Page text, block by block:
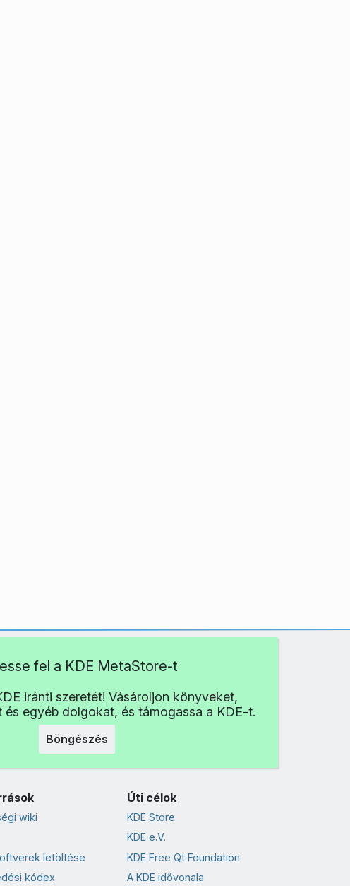
fel a KDE MetaStore-t
iránti szeretét! Vásároljon könyveket,
és egyéb dolgokat, és támogassa a KDE-t.
Böngészés
wiki
letöltése
kódex
Úti célok
KDE Store
KDE e.V.
KDE Free Qt Foundation
A KDE idővonala